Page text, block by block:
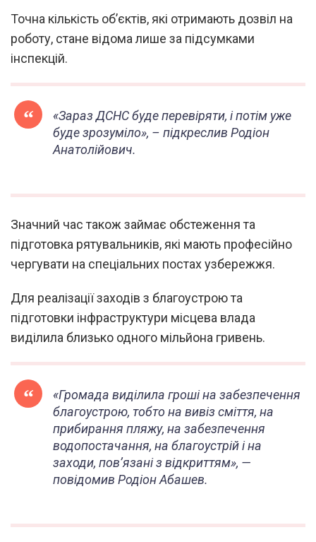
Точна кількість об’єктів, які отримають дозвіл на
роботу, стане відома лише за підсумками
інспекцій.
«Зараз ДСНС буде перевіряти, і потім уже
буде зрозуміло», – підкреслив Родіон
Анатолійович.
Значний час також займає обстеження та
підготовка рятувальників, які мають професійно
чергувати на спеціальних постах узбережжя.
Для реалізації заходів з благоустрою та
підготовки інфраструктури місцева влада
виділила близько одного мільйона гривень.
«Громада виділила гроші на забезпечення
благоустрою, тобто на вивіз сміття, на
прибирання пляжу, на забезпечення
водопостачання, на благоустрій і на
заходи, пов’язані з відкриттям», —
повідомив Родіон Абашев.